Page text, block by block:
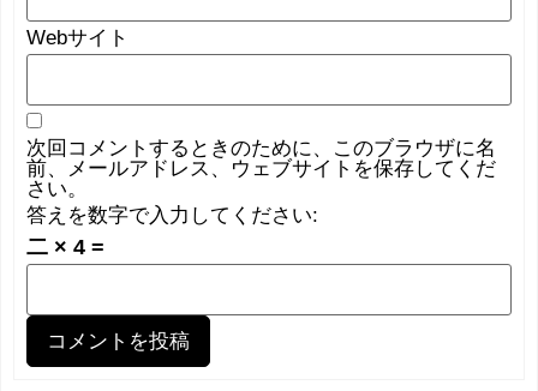
Webサイト
次回コメントするときのために、このブラウザに名
前、メールアドレス、ウェブサイトを保存してくだ
さい。
答えを数字で入力してください:
二 × 4 =